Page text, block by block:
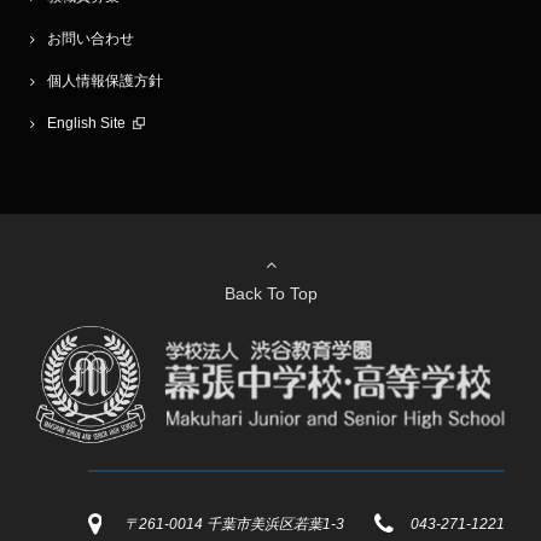
お問い合わせ
個人情報保護方針
English Site
Back To Top
〒261-0014 千葉市美浜区若葉1-3 043-271-1221